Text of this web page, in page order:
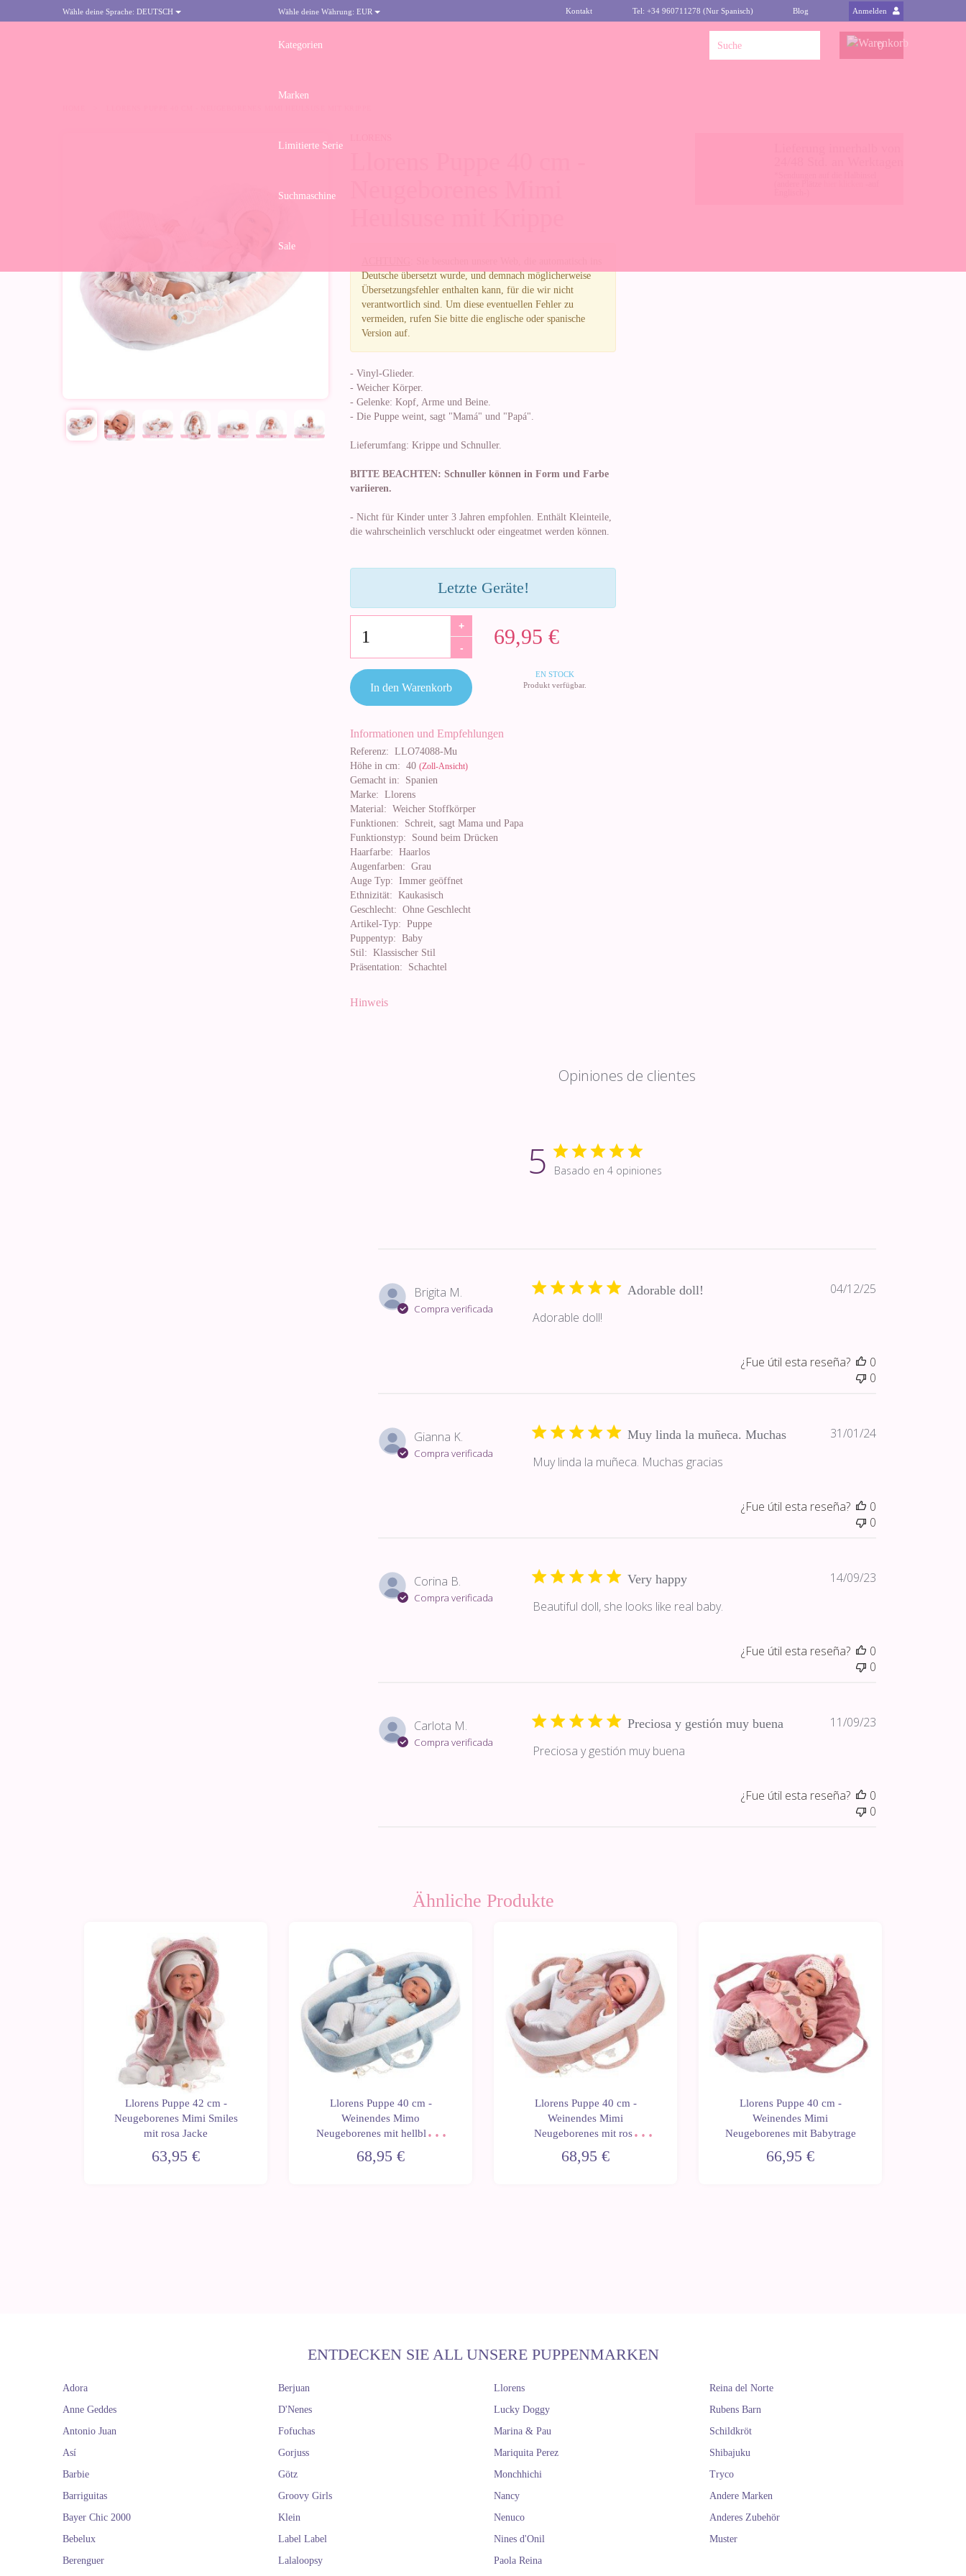
Wähle deine Sprache: DEUTSCH Wähle deine Währung: EUR Kontakt Tel: +34 960711278 (Nur Spanisch) Blog Anmelden
Kategorien
Marken
Limitierte Serie
Suchmaschine
Sale
0
Deutsche übersetzt wurde, und demnach möglicherweise
Übersetzungsfehler enthalten kann, für die wir nicht
verantwortlich sind. Um diese eventuellen Fehler zu
vermeiden, rufen Sie bitte die englische oder spanische
Version auf.
- Vinyl-Glieder.
- Weicher Körper.
- Gelenke: Kopf, Arme und Beine.
- Die Puppe weint, sagt "Mamá" und "Papá".
Lieferumfang: Krippe und Schnuller.
BITTE BEACHTEN: Schnuller können in Form und Farbe
variieren.
- Nicht für Kinder unter 3 Jahren empfohlen. Enthält Kleinteile,
die wahrscheinlich verschluckt oder eingeatmet werden können.
Letzte Geräte!
69,95 €
+
-
EN STOCK
Produkt verfügbar.
In den Warenkorb
Informationen und Empfehlungen
Referenz: LLO74088-Mu
Höhe in cm: 40 (Zoll-Ansicht)
Gemacht in: Spanien
Marke: Llorens
Material: Weicher Stoffkörper
Funktionen: Schreit, sagt Mama und Papa
Funktionstyp: Sound beim Drücken
Haarfarbe: Haarlos
Augenfarben: Grau
Auge Typ: Immer geöffnet
Ethnizität: Kaukasisch
Geschlecht: Ohne Geschlecht
Artikel-Typ: Puppe
Puppentyp: Baby
Stil: Klassischer Stil
Präsentation: Schachtel
Hinweis
Opiniones de clientes
5 Basado en 4 opiniones
Brigita M.
Compra verificada
Adorable doll!
Adorable doll!
Fecha
04/12/25
¿Fue útil esta reseña?
0
0
Gianna K.
Compra verificada
Muy linda la muñeca. Muchas
Muy linda la muñeca. Muchas gracias
Fecha
31/01/24
¿Fue útil esta reseña?
0
0
Corina B.
Compra verificada
Very happy
Beautiful doll, she looks like real baby.
Fecha
14/09/23
¿Fue útil esta reseña?
0
0
Carlota M.
Compra verificada
Preciosa y gestión muy buena
Preciosa y gestión muy buena
Fecha
11/09/23
¿Fue útil esta reseña?
0
0
Ähnliche Produkte
Llorens Puppe 42 cm -
Neugeborenes Mimi Smiles
mit rosa Jacke
63,95 €
Llorens Puppe 40 cm -
Weinendes Mimo
Neugeborenes mit hellblauer
68,95 €
Llorens Puppe 40 cm -
Weinendes Mimi
Neugeborenes mit rosa
68,95 €
Llorens Puppe 40 cm -
Weinendes Mimi
Neugeborenes mit Babytrage
66,95 €
ENTDECKEN SIE ALL UNSERE PUPPENMARKEN
Adora
Anne Geddes
Antonio Juan
Así
Barbie
Barriguitas
Bayer Chic 2000
Bebelux
Berenguer
Berjuan
D'Nenes
Fofuchas
Gorjuss
Götz
Groovy Girls
Klein
Label Label
Lalaloopsy
Llorens
Lucky Doggy
Marina & Pau
Mariquita Perez
Monchhichi
Nancy
Nenuco
Nines d'Onil
Paola Reina
Reina del Norte
Rubens Barn
Schildkröt
Shibajuku
Tryco
Andere Marken
Anderes Zubehör
Muster